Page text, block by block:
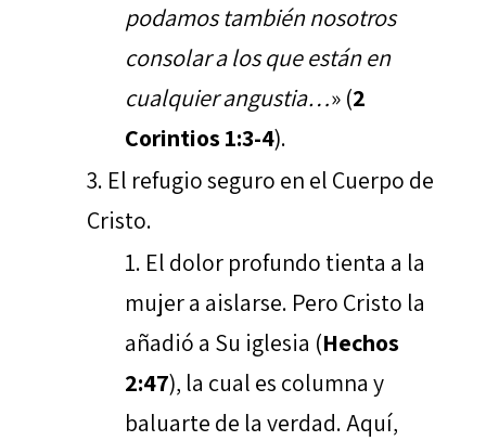
podamos también nosotros
consolara los que están en
cualquier angustia…» (2
Corintios 1:3-4).
El refugio seguro en el Cuerpo de
Cristo.
El dolor profundo tienta a la
mujer a aislarse. Pero Cristo la
añadió a Su iglesia (Hechos
2:47), la cual es columna y
baluarte de la verdad. Aquí,